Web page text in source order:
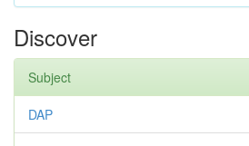
Discover
Subject
DAP